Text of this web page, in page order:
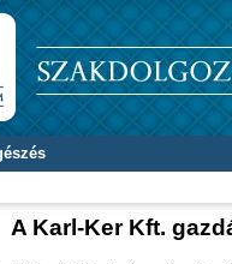
A Karl-Ker Kft.